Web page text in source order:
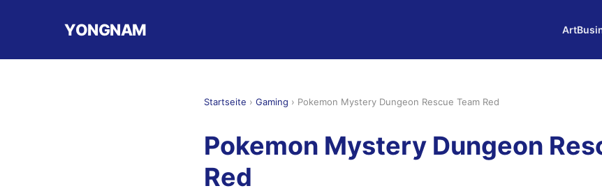
YONGNAM Art
Startseite › Gaming › Pokemon Mystery Dungeon Rescue Team Red
Pokemon Mystery Dungeon
Red